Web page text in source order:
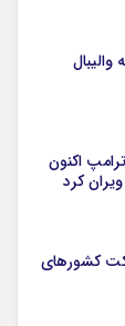
اکنون
کرد
کشورهای